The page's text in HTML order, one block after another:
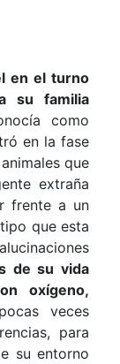
en el turno
su familia
como
en la fase
que
extraña
frente a un
que esta
de su vida
oxígeno,
veces
para
su entorno